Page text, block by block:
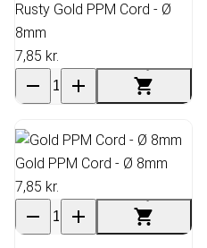
Rusty Gold PPM Cord - Ø
8mm
7,85 kr.
Gold PPM Cord - Ø 8mm
7,85 kr.